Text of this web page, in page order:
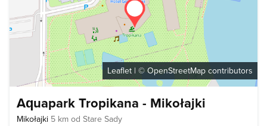
Leaflet | © OpenStreetMap contributors
Aquapark Tropikana - Mikołajki
Mikołajki 5 km od Stare Sady